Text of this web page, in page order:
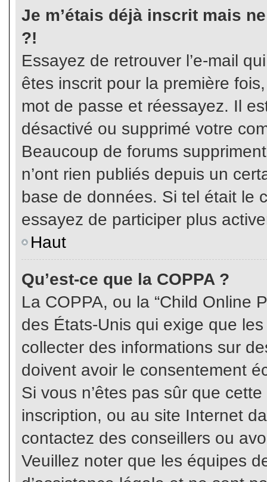
Je m’étais déjà inscrit mais
?!
Essayez de retrouver l’e-mail
êtes inscrit pour la première
mot de passe et réessayez. Il
désactivé ou supprimé votre
Beaucoup de forums
n’ont rien publiés depuis un
base de données. Si tel était le
essayez de participer plus
Haut
Qu’est-ce que la COPPA ?
La COPPA, ou la “Child Online
des États-Unis qui exige que
collecter des informations sur
doivent avoir le consentement
Si vous n’êtes pas sûr que
inscription, ou au site Internet
contactez des conseillers ou
Veuillez noter que les équipes